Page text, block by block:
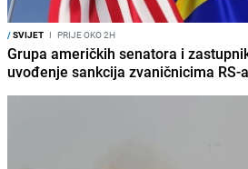
/SVIJET I PRIJE OKO 2H
Grupa američkih senatora i
uvođenje sankcija zvaničnicima RS-a